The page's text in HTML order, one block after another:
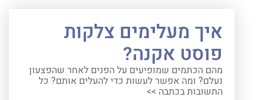
איך מעלימים צלקות
פוסט אקנה?
מהם הכתמים שמופיעים על הפנים לאחר שהפצעון
נעלם? ומה אפשר לעשות כדי להעלים אותם? כל
התשובות בכתבה >>